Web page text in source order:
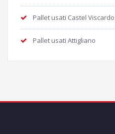
Pallet usati Castel Viscardo
Pallet usati Attigliano